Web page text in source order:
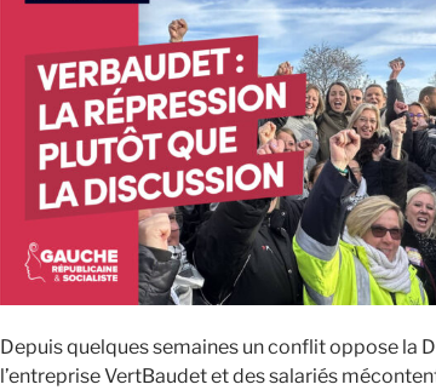
Depuis quelques semaines un conflit oppose la
l’entreprise VertBaudet et des salariés